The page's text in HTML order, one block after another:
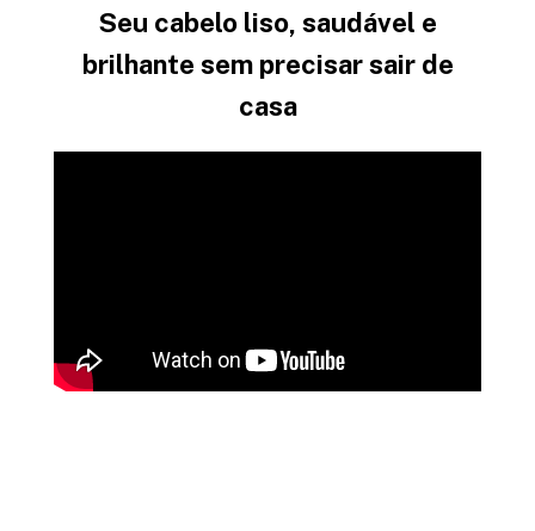
Seu cabelo liso, saudável e
brilhante sem precisar sair de
casa